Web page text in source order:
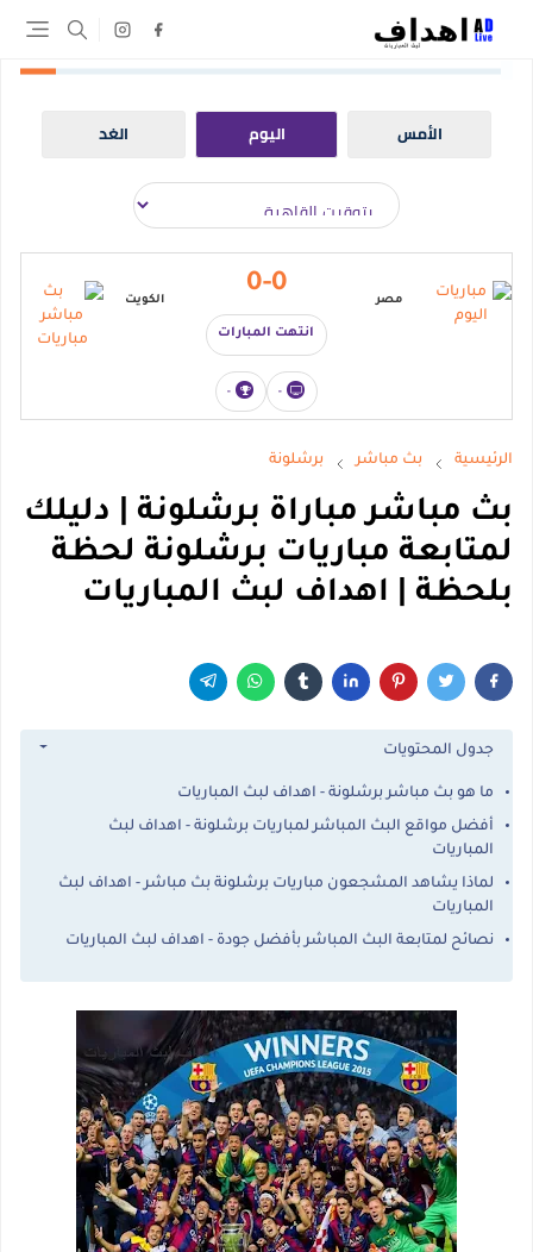
الأمس اليوم الغد
مصر
0-0
انتهت المبارات
-
-
الكويت
الرئيسية بث مباشر برشلونة
بث مباشر مباراة برشلونة | دليلك
لمتابعة مباريات برشلونة لحظة
بلحظة | اهداف لبث المباريات
جدول المحتويات
ما هو بث مباشر برشلونة - اهداف لبث المباريات
أفضل مواقع البث المباشر لمباريات برشلونة - اهداف لبث
المباريات
لماذا يشاهد المشجعون مباريات برشلونة بث مباشر - اهداف لبث
المباريات
نصائح لمتابعة البث المباشر بأفضل جودة - اهداف لبث المباريات